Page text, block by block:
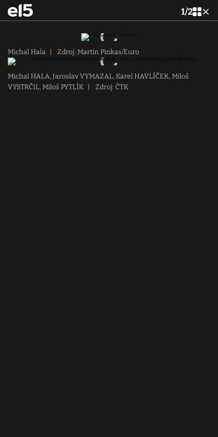
1/2
Michal Hala Zdroj: Martin Pinkas/Euro
Michal HALA, Jaroslav VYMAZAL, Karel HAVLÍČEK, Miloš
VYSTRČIL, Miloš PYTLÍK
Zdroj: ČTK